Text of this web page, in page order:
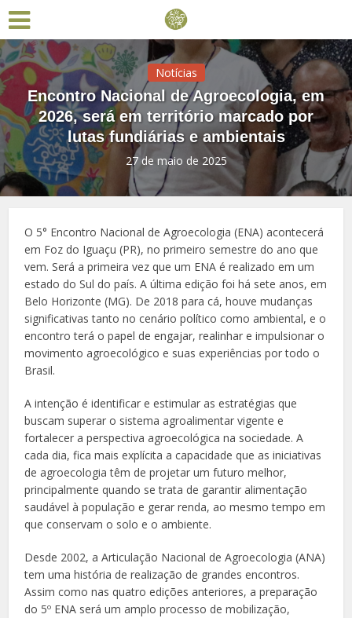
Notícias
Encontro Nacional de Agroecologia, em
2026, será em território marcado por
lutas fundiárias e ambientais
27 de maio de 2025
O 5° Encontro Nacional de Agroecologia (ENA) acontecerá
em Foz do Iguaçu (PR), no primeiro semestre do ano que
vem. Será a primeira vez que um ENA é realizado em um
estado do Sul do país. A última edição foi há sete anos, em
Belo Horizonte (MG). De 2018 para cá, houve mudanças
significativas tanto no cenário político como ambiental, e o
encontro terá o papel de engajar, realinhar e impulsionar o
movimento agroecológico e suas experiências por todo o
Brasil.
A intenção é identificar e estimular as estratégias que
buscam superar o sistema agroalimentar vigente e
fortalecer a perspectiva agroecológica na sociedade. A
cada dia, fica mais explícita a capacidade que as iniciativas
de agroecologia têm de projetar um futuro melhor,
principalmente quando se trata de garantir alimentação
saudável à população e gerar renda, ao mesmo tempo em
que conservam o solo e o ambiente.
Desde 2002, a Articulação Nacional de Agroecologia (ANA)
tem uma história de realização de grandes encontros.
Assim como nas quatro edições anteriores, a preparação
do 5º ENA será um amplo processo de mobilização,